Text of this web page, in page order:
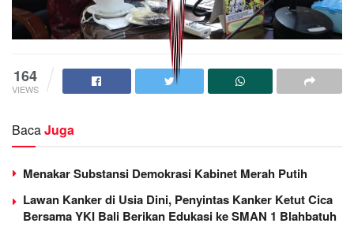
164
VIEWS
BacaJuga
Menakar Substansi Demokrasi Kabinet Merah Putih
Lawan Kanker di Usia Dini, Penyintas Kanker Ketut Cica
Bersama YKI Bali Berikan Edukasi ke SMAN 1 Blahbatuh